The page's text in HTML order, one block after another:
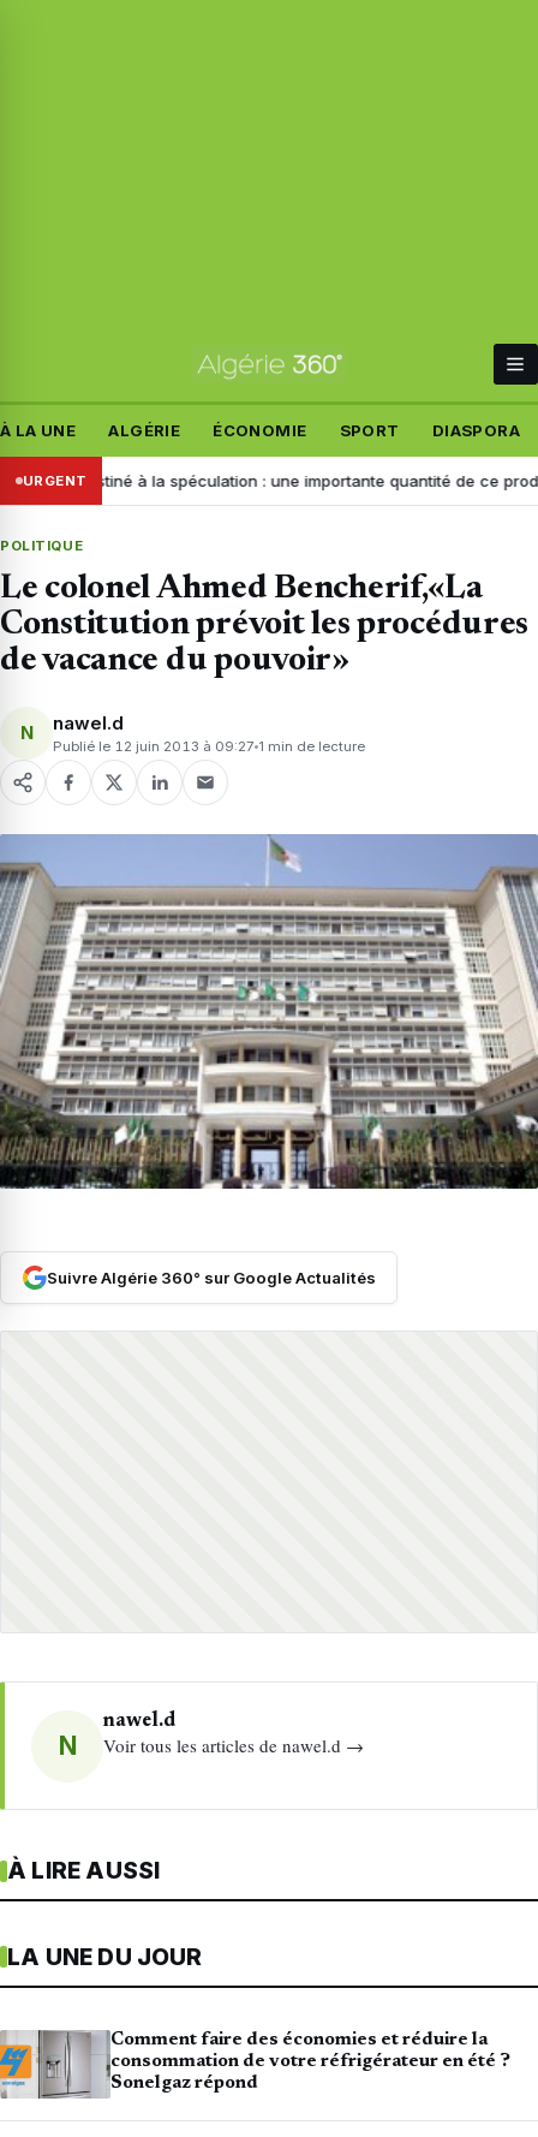
À LA UNE ALGÉRIE ÉCONOMIE SPORT DIASPORA
URGENT
Destiné à la spéculation : une importante quantité de ce produit
POLITIQUE
Le colonel Ahmed Bencherif,«La
Constitution prévoit les procédures
de vacance du pouvoir»
N nawel.d
Publié le 12 juin 2013 à 09:27 1 min de lecture
Suivre Algérie 360° sur Google Actualités
N
nawel.d
Voir tous les articles de nawel.d →
À LIRE AUSSI
LA UNE DU JOUR
Comment faire des économies et réduire la
consommation de votre réfrigérateur en été ?
Sonelgaz répond